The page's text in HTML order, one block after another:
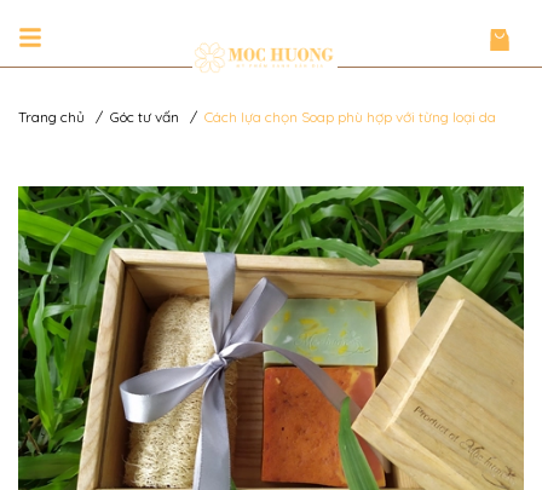
Trang chủ / Góc tư vấn / Cách lựa chọn Soap phù hợp với từng loại da